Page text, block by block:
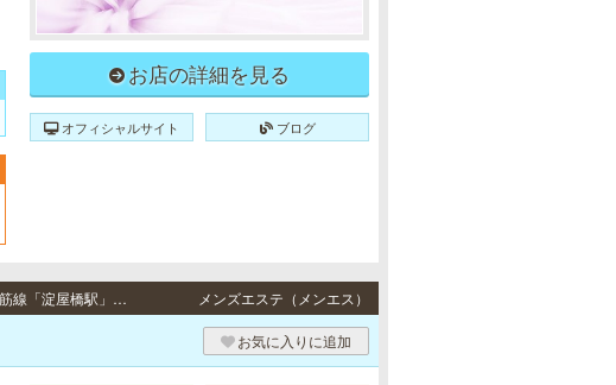
お店の詳細を見る
オフィシャルサイト ブログ
梅田・北新地・堺筋本町 / JR東西線「北新地駅」 より徒歩5分、地下鉄御堂筋線「淀屋橋駅」より徒歩7分、地下鉄谷町線「東梅田駅」より徒歩7分、JR各線「大阪駅」 より徒歩10分、地下鉄御堂筋線「梅田駅」より徒歩10分、阪急各線／阪神本線「大阪梅田駅」より徒歩10分・地下鉄各線「堺筋本町駅」より徒歩2分 メンズエステ（メンエス）
お気に入りに追加